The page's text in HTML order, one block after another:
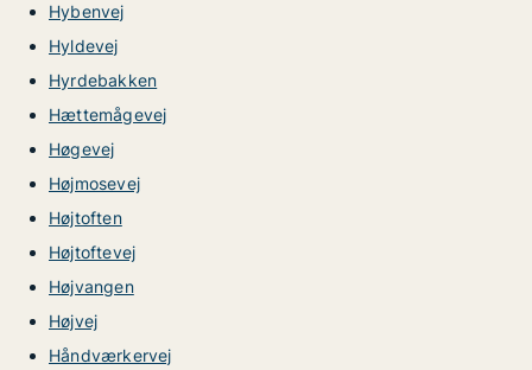
Hybenvej
Hyldevej
Hyrdebakken
Hættemågevej
Høgevej
Højmosevej
Højtoften
Højtoftevej
Højvangen
Højvej
Håndværkervej